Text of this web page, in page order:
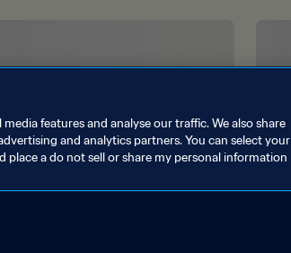
features and analyse our traffic. We also share
and analytics partners. You can select your
a do not sell or share my personal information